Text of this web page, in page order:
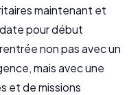
maintenant et
pour début
non pas avec un
mais avec une
et de missions